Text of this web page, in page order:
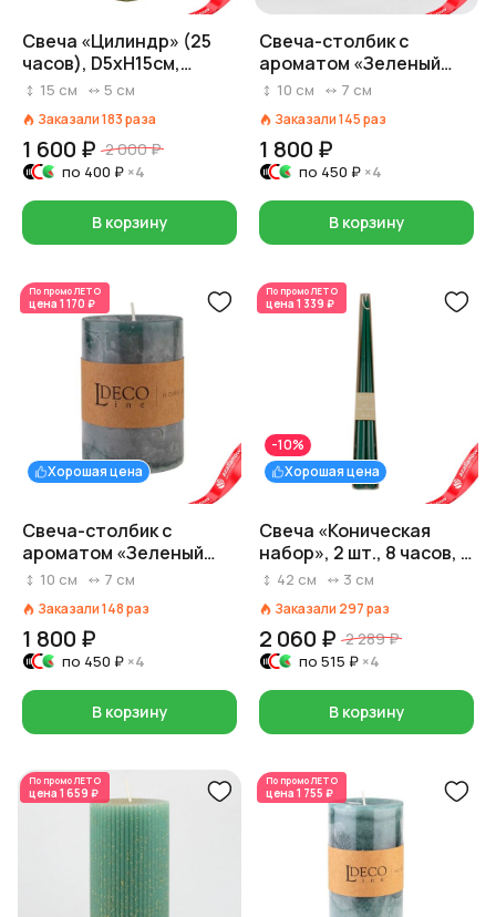
Свеча «Цилиндр» (25
часов), D5хH15см,
фисташковый
15 см 5 см
Заказали183раза
1 600 ₽ 2 000 ₽
по 400 ₽ ×4
В корзину
Свеча-столбик с
ароматом «Зеленый
чай» (55 часов),
10 см 7 см
Заказали145раз
1 800 ₽
по 450 ₽ ×4
В корзину
По промоЛЕТО
цена 1 170 ₽
Хорошая цена
Свеча-столбик с
ароматом «Зеленый
чай» (55 часов),
зеленый
10 см 7 см
Заказали148раз
1 800 ₽
по 450 ₽ ×4
В корзину
По промоЛЕТО
цена 1 339 ₽
Хорошая цена
-10%
Свеча «Коническая
набор», 2 шт., 8 часов, H
42 см x D 2,5 см,
42 см 3 см
Заказали 297раз
2 060 ₽ 2 289 ₽
по 515 ₽ ×4
В корзину
По промоЛЕТО
цена 1 659 ₽
По промоЛЕТО
цена 1 755 ₽